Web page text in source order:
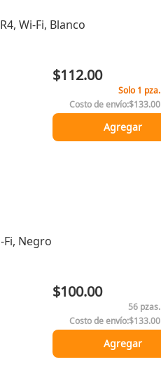
Wi-Fi, Blanco
$112.00
Costo de envío:$133.00
Solo 1 pza.
Agregar
Negro
$100.00
Costo de envío:$133.00
56 pzas.
Agregar